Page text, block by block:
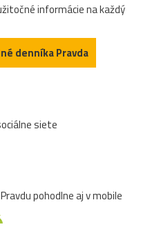
informácie na každý
denníka Pravda
siete
pohodlne aj v mobile